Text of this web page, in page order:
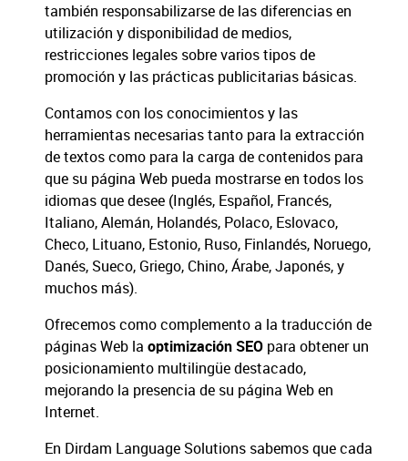
también responsabilizarse de las diferencias en
utilización y disponibilidad de medios,
restricciones legales sobre varios tipos de
promoción y las prácticas publicitarias básicas.
Contamos con los conocimientos y las
herramientas necesarias tanto para la extracción
de textos como para la carga de contenidos para
que su página Web pueda mostrarse en todos los
idiomas que desee (Inglés, Español, Francés,
Italiano, Alemán, Holandés, Polaco, Eslovaco,
Checo, Lituano, Estonio, Ruso, Finlandés, Noruego,
Danés, Sueco, Griego, Chino, Árabe, Japonés, y
muchos más).
Ofrecemos como complemento a la traducción de
páginas Web la optimización SEO para obtener un
posicionamiento multilingüe destacado,
mejorando la presencia de su página Web en
Internet.
En Dirdam Language Solutions sabemos que cada